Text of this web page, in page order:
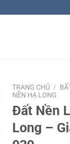
TRANG CHỦ /
NỀN HẠ LONG
Đất Nền
Long –